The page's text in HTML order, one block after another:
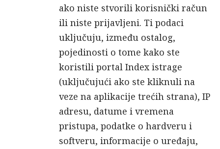
ako niste stvorili korisnički račun
ili niste prijavljeni. Ti podaci
uključuju, između ostalog,
pojedinosti o tome kako ste
koristili portal Index istrage
(uključujući ako ste kliknuli na
veze na aplikacije trećih strana), IP
adresu, datume i vremena
pristupa, podatke o hardveru i
softveru, informacije o uređaju,